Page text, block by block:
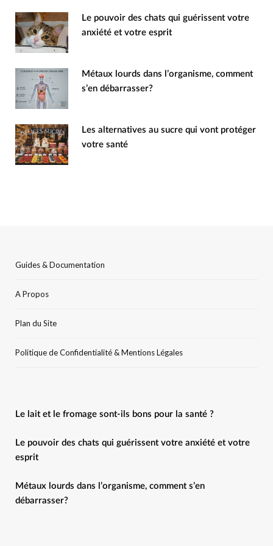
Le pouvoir des chats qui guérissent votre
anxiété et votre esprit
Métaux lourds dans l’organisme, comment
s’en débarrasser?
Les alternatives au sucre qui vont protéger
votre santé
Guides & Documentation
A Propos
Plan du Site
Politique de Confidentialité & Mentions Légales
Le lait et le fromage sont-ils bons pour la santé ?
Le pouvoir des chats qui guérissent votre anxiété et votre
esprit
Métaux lourds dans l’organisme, comment s’en
débarrasser?